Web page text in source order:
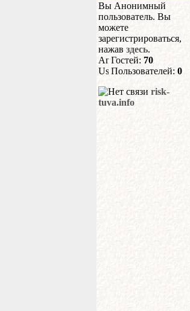
Вы Анонимный
пользователь. Вы
можете
зарегистрироваться,
нажав здесь.
Гостей: 70
Пользователей: 0
risk-
tuva.info